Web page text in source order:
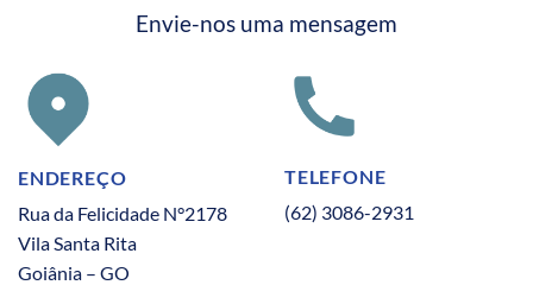
Envie-nos uma mensagem
ENDEREÇO
Rua da Felicidade N°2178
Vila Santa Rita
Goiânia – GO
TELEFONE
(62) 3086-2931